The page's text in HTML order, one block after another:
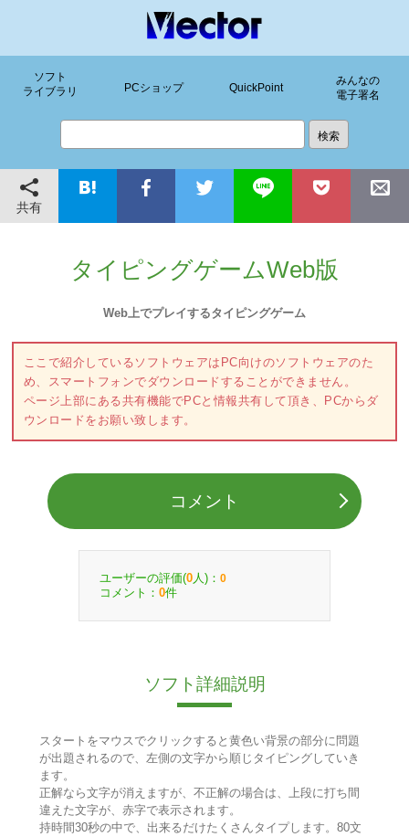
ソフト
ライブラリ
PCショップ QuickPoint
みんなの
電子署名
共有
タイピングゲームWeb版
Web上でプレイするタイピングゲーム
ここで紹介しているソフトウェアはPC向けのソフトウェアのた
め、スマートフォンでダウンロードすることができません。
ページ上部にある共有機能でPCと情報共有して頂き、PCからダ
ウンロードをお願い致します。
コメント
ユーザーの評価(0 人)： 0
コメント： 0件
ソフト詳細説明
スタートをマウスでクリックすると黄色い背景の部分に問題
が出題されるので、左側の文字から順じタイピングしていき
ます。
正解なら文字が消えますが、不正解の場合は、上段に打ち間
違えた文字が、赤字で表示されます。
持時間30秒の中で、出来るだけたくさんタイプします。80文